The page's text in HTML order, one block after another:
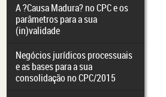
A ?Causa Madura? no CPC e os
parâmetros para a sua
(in)validade
Negócios jurídicos processuais
e as bases para a sua
consolidação no CPC/2015